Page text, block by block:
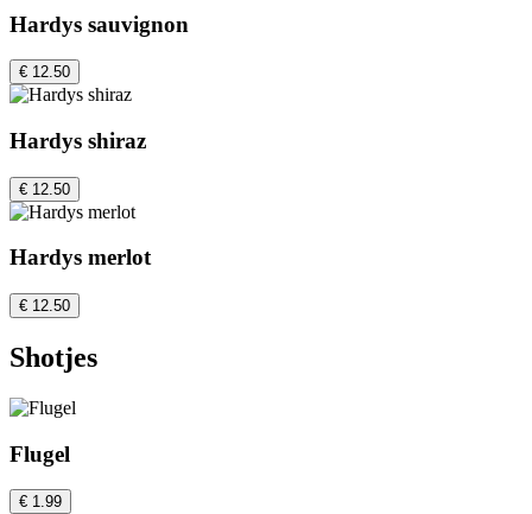
Hardys sauvignon
€ 12.50
Hardys shiraz
€ 12.50
Hardys merlot
€ 12.50
Shotjes
Flugel
€ 1.99